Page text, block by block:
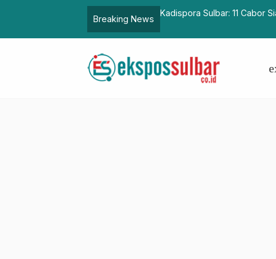
Breaking News
Tim Terpadu Pemprov